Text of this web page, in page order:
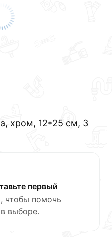
качества. Возврат
30 дней (наличие чека
хром, 12*25 см, 3
первый
чтобы помочь
выборе.